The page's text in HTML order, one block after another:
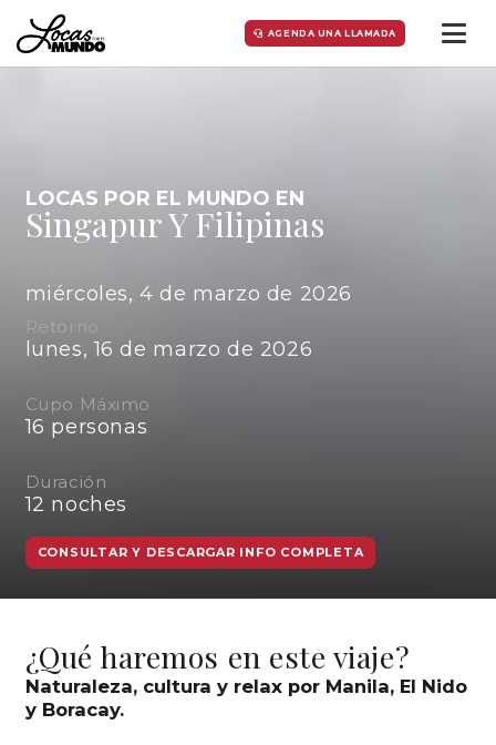
AGENDA UNA LLAMADA
LOCAS POR EL MUNDO EN
Singapur Y Filipinas
miércoles, 4 de marzo de 2026
Retorno
lunes, 16 de marzo de 2026
Cupo Máximo
16 personas
Duración
12 noches
CONSULTAR Y DESCARGAR INFO COMPLETA
¿Qué haremos en este viaje?
Naturaleza, cultura y relax por Manila, El Nido
y Boracay.